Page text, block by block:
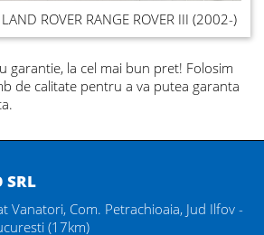
ROVER RANGE ROVER III (2002-)
garantie, la cel mai bun pret! Folosim
de calitate pentru a va putea garanta
SRL
Vanatori, Com. Petrachioaia, Jud Ilfov -
(17km)